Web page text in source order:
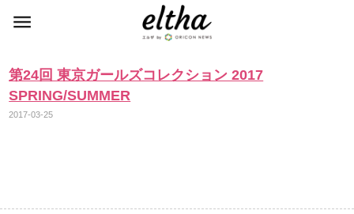
第24回 東京ガールズコレクション 2017
SPRING/SUMMER
2017-03-25